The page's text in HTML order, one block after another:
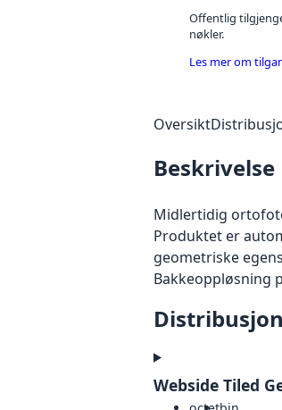
Offentlig
nøkler.
Les mer om
Oversikt
Beskrivelse
Midlertidig
Produktet er
geometriske
Bakkeoppløsning
Webside Tiled